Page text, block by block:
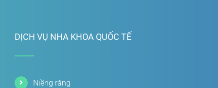
DỊCH VỤ NHA KHOA QUỐC TẾ
Niềng răng